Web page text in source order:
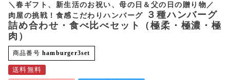
＼春ギフト、新生活のお祝い、母の日＆父の日の贈り物／
肉屋の挑戦！食感こだわりハンバーグ
３種ハンバーグ
詰め合わせ・食べ比べセット（極柔・極濃・極
肉）
商品番号 hamburger3set
送料無料